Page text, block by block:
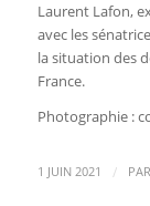
Laurent Lafon,
avec les
la situation des
France.
Photographie :
1 JUIN 2021 / PAR